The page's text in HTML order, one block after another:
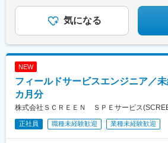
駅、福山駅、高松駅(香川県)、広島駅
駅、中津駅(大分県)、都通駅、博多駅、
金沢駅、福井駅、南方駅(大阪府)、神戸
鉄出雲市駅、岡山駅、高松築港駅、的
駅、東比恵駅、さっぽろ駅、仙台駅、
前駅(北海道)、宇都宮駅、千葉駅、立川
気になる
NEW
フィールドサービスエンジニア／
カ月分
株式会社ＳＣＲＥＥＮ ＳＰＥサービス
正社員 職種未経験歓迎 業種未経験歓迎